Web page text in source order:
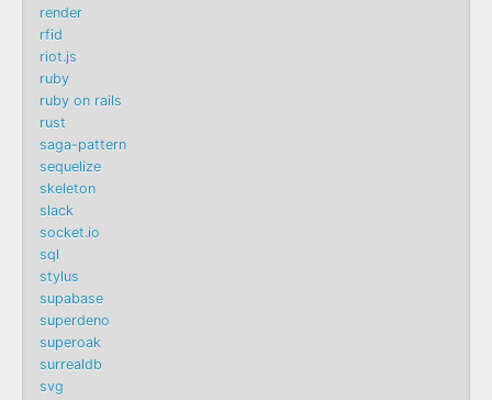
render
rfid
riot.js
ruby
ruby on rails
rust
saga-pattern
sequelize
skeleton
slack
socket.io
sql
stylus
supabase
superdeno
superoak
surrealdb
svg